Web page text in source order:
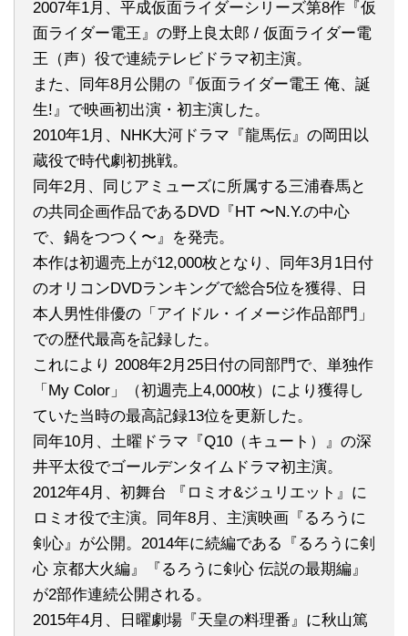
2007年1月、平成仮面ライダーシリーズ第8作『仮
面ライダー電王』の野上良太郎 / 仮面ライダー電
王（声）役で連続テレビドラマ初主演。
また、同年8月公開の『仮面ライダー電王 俺、誕
生!』で映画初出演・初主演した。
2010年1月、NHK大河ドラマ『龍馬伝』の岡田以
蔵役で時代劇初挑戦。
同年2月、同じアミューズに所属する三浦春馬と
の共同企画作品であるDVD『HT 〜N.Y.の中心
で、鍋をつつく〜』を発売。
本作は初週売上が12,000枚となり、同年3月1日付
のオリコンDVDランキングで総合5位を獲得、日
本人男性俳優の「アイドル・イメージ作品部門」
での歴代最高を記録した。
これにより 2008年2月25日付の同部門で、単独作
「My Color」（初週売上4,000枚）により獲得し
ていた当時の最高記録13位を更新した。
同年10月、土曜ドラマ『Q10（キュート）』の深
井平太役でゴールデンタイムドラマ初主演。
2012年4月、初舞台 『ロミオ&ジュリエット』に
ロミオ役で主演。同年8月、主演映画『るろうに
剣心』が公開。2014年に続編である『るろうに剣
心 京都大火編』『るろうに剣心 伝説の最期編』
が2部作連続公開される。
2015年4月、日曜劇場『天皇の料理番』に秋山篤